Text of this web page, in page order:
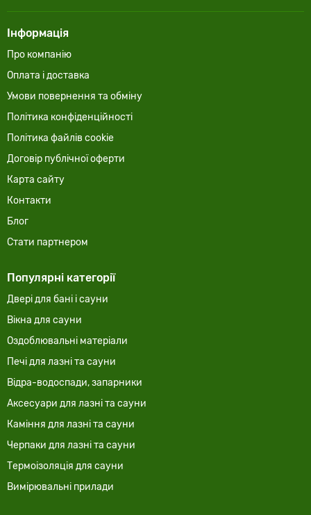
Інформація
Про компанію
Оплата і доставка
Умови повернення та обміну
Політика конфіденційності
Політика файлів cookie
Договір публічної оферти
Карта сайту
Контакти
Блог
Стати партнером
Популярні категорії
Двері для бані і сауни
Вікна для сауни
Оздоблювальні матеріали
Печі для лазні та сауни
Відра-водоспади, запарники
Аксесуари для лазні та сауни
Каміння для лазні та сауни
Черпаки для лазні та сауни
Термоізоляція для сауни
Вимірювальні прилади